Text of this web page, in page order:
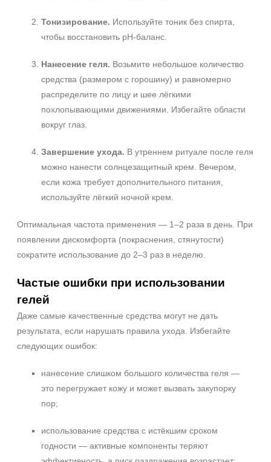
Тонизирование. Используйте тоник без спирта,
чтобы восстановить pH-баланс.
Нанесение геля. Возьмите небольшое количество
средства (размером с горошину) и равномерно
распределите по лицу и шее лёгкими
похлопывающими движениями. Избегайте области
вокруг глаз.
Завершение ухода. В утреннем ритуале после геля
можно нанести солнцезащитный крем. Вечером,
если кожа требует дополнительного питания,
используйте лёгкий ночной крем.
Оптимальная частота применения — 1–2 раза в день. При
появлении дискомфорта (покраснения, стянутости)
сократите использование до 2–3 раз в неделю.
Частые ошибки при использовании
гелей
Даже самые качественные средства могут не дать
результата, если нарушать правила ухода. Избегайте
следующих ошибок:
нанесение слишком большого количества геля —
это перегружает кожу и может вызвать закупорку
пор;
использование средства с истёкшим сроком
годности — активные компоненты теряют